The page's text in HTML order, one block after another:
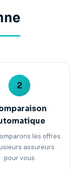
2
les offres
assureurs
pour vous